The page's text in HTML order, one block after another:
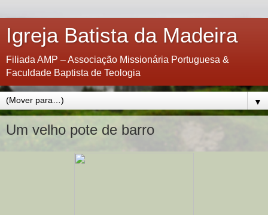
Igreja Batista da Madeira
Filiada AMP – Associação Missionária Portuguesa &
Faculdade Baptista de Teologia
▼
Um velho pote de barro